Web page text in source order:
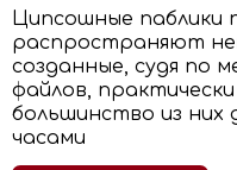
Ципсошные паблики
распространяют
созданные, судя по
файлов,
большинство из
часами